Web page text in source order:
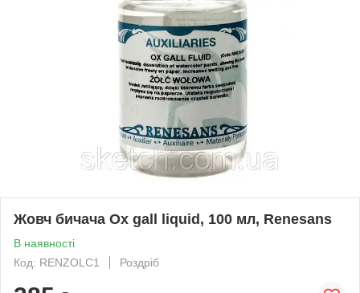
Жовч бичача Ox gall liquid, 100 мл, Renesans
В наявності
Код: RENZOLC1
Роздріб